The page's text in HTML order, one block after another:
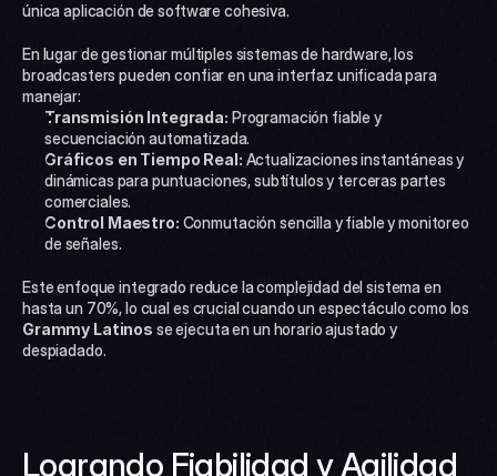
única aplicación de software cohesiva.
En lugar de gestionar múltiples sistemas de hardware, los
broadcasters pueden confiar en una interfaz unificada para
manejar:
Transmisión Integrada: Programación fiable y
secuenciación automatizada.
Gráficos en Tiempo Real: Actualizaciones instantáneas y
dinámicas para puntuaciones, subtítulos y terceras partes
comerciales.
Control Maestro: Conmutación sencilla y fiable y monitoreo
de señales.
Este enfoque integrado reduce la complejidad del sistema en
Grammy Latinos se ejecuta en un horario ajustado y
despiadado.
Logrando Fiabilidad y Agilidad